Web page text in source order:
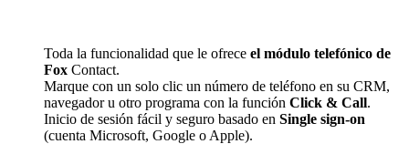
Toda la funcionalidad que le ofrece el módulo telefónico de
Fox Contact.
Marque con un solo clic un número de teléfono en su CRM,
navegador u otro programa con la función Click & Call.
Inicio de sesión fácil y seguro basado en Single sign-on
(cuenta Microsoft, Google o Apple).